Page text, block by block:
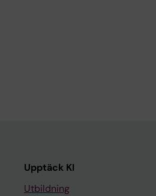
Upptäck KI
Utbildning